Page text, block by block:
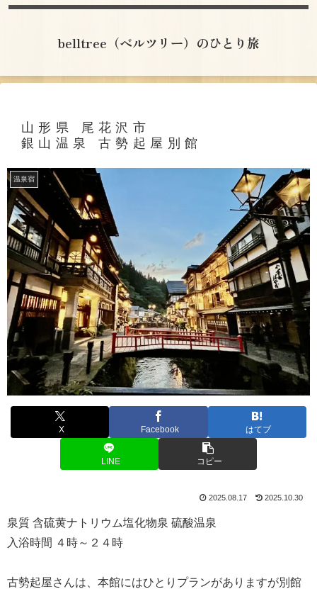
belltree（ベルツリー）のひとり旅
山形県 尾花沢市
銀山温泉 古勢起屋別館
温泉宿
X Facebook はてブ
LINE コピー
2025.08.17 2025.10.30
泉質 含硫黄ナトリウム塩化物泉 硫酸温泉
入浴時間 ４時～２４時
古勢起屋さんは、本館にはひとりプランがありますが別館